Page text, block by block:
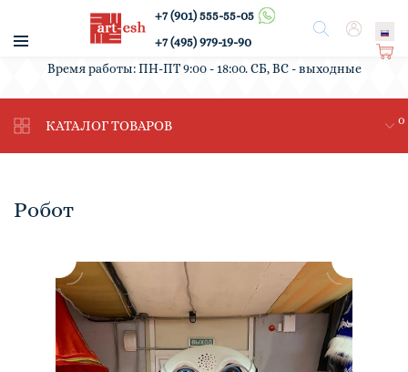
Поиск
+7 (901) 555-55-05
+7 (495) 979-19-90
Ко
ин
а
0
Вход
/
Время работы: ПН-ПТ 9:00 - 18:00. СБ, ВС - выходные
КАТАЛОГ ТОВАРОВ
Робот